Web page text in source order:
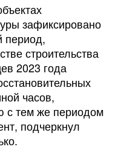
зафиксировано
период,
строительства
2023 года
часов,
с тем же периодом
подчеркнул